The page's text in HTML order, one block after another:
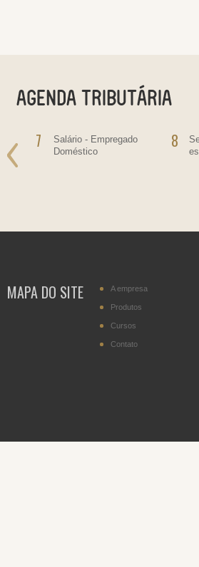
7
Salário - Empregado
Doméstico
8
MAPA DO SITE A empresa
Produtos
Cursos
Contato